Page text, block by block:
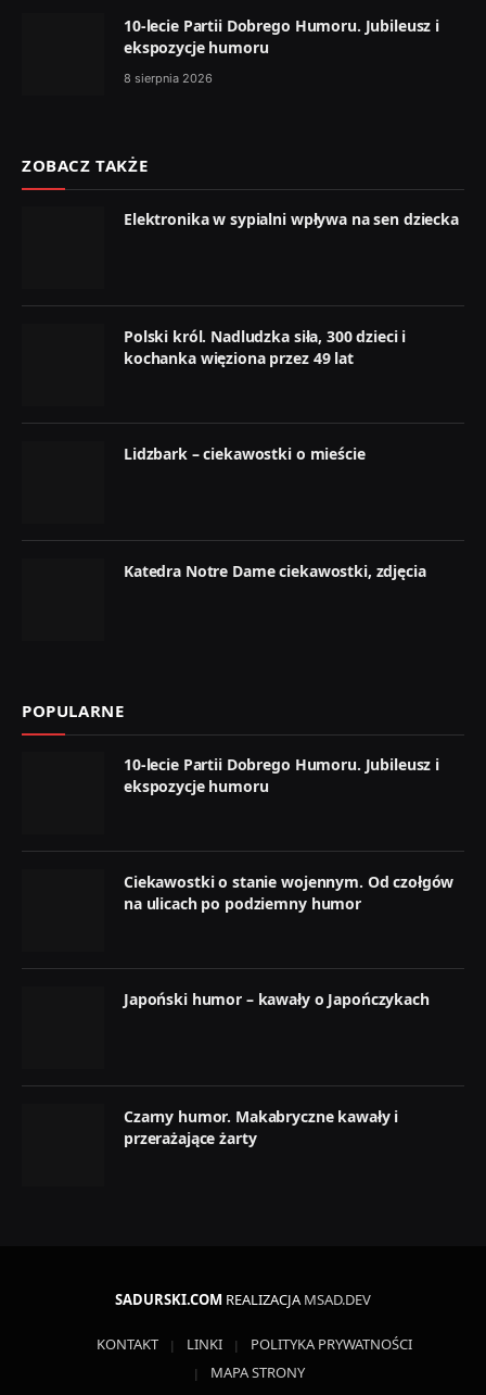
10-lecie Partii Dobrego Humoru. Jubileusz i
ekspozycje humoru
8 sierpnia 2026
ZOBACZ TAKŻE
Elektronika w sypialni wpływa na sen dziecka
Polski król. Nadludzka siła, 300 dzieci i
kochanka więziona przez 49 lat
Lidzbark – ciekawostki o mieście
Katedra Notre Dame ciekawostki, zdjęcia
POPULARNE
10-lecie Partii Dobrego Humoru. Jubileusz i
ekspozycje humoru
Ciekawostki o stanie wojennym. Od czołgów
na ulicach po podziemny humor
Japoński humor – kawały o Japończykach
Czarny humor. Makabryczne kawały i
przerażające żarty
SADURSKI.COM REALIZACJAMSAD.DEV
KONTAKT LINKI
POLITYKA PRYWATNOŚCI
MAPA STRONY